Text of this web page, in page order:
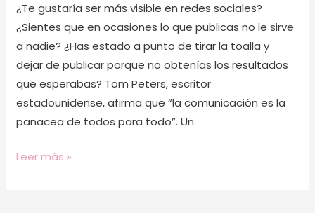
¿Te gustaría ser más visible en redes sociales?
¿Sientes que en ocasiones lo que publicas no le sirve
a nadie? ¿Has estado a punto de tirar la toalla y
dejar de publicar porque no obtenías los resultados
que esperabas? Tom Peters, escritor
estadounidense, afirma que “la comunicación es la
panacea de todos para todo”. Un
Leer más »